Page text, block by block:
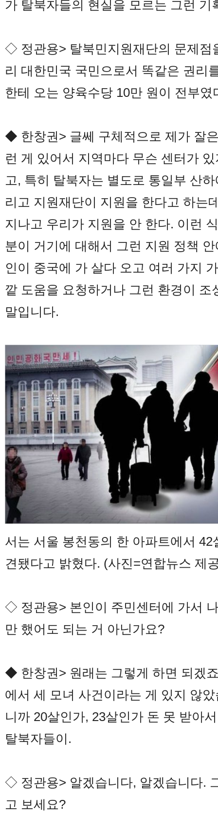
가 탈북자들의 현실을 모르는 그런
◇ 정관용> 탈북민지원재단의 문제점
리 대한민국 국민으로서 똑같은 권리
한테 오는 양육수당 10만 원이 전부
◆ 한창권> 글쎄 구체적으로 제가 잘
런 게 있어서 지역마다 무슨 센터가
고, 특히 탈북자는 별도로 통일부 산
리고 지원재단이 지원을 한다고 하는
지나고 우리가 지원을 안 한다. 이런
분이 거기에 대해서 그런 지원 정책
인이 중국에 가 살다 오고 여러 가지
깥 도움을 요청하거나 그런 환경이
말입니다.
서는 서울 봉천동의 한 아파트에서
견됐다고 밝혔다. (사진=연합뉴스 제
◇ 정관용> 본인이 주민센터에 가서
만 했어도 되는 거 아닌가요?
◆ 한창권> 원래는 그렇게 하면 되겠
에서 세 모녀 사건이라는 게 있지 않
니까 20살인가, 23살인가 돈 못 받아
탈북자들이.
◇ 정관용> 알겠습니다, 알겠습니다.
고 보세요?